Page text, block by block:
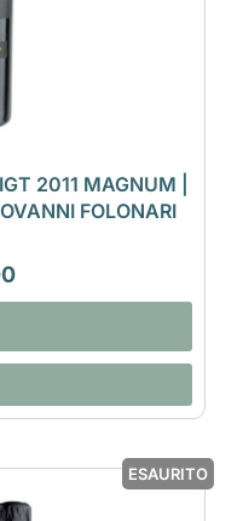
2011 MAGNUM |
FOLONARI
ESAURITO